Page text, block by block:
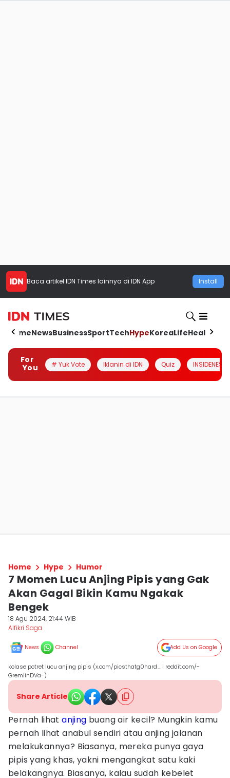
Baca artikel IDN Times lainnya di IDN App Install
HomeNewsBusinessSportTechHypeKoreaLifeHealth
For
You
# Yuk Vote Iklanin di IDN Quiz INSIDENESIA
Home Hype Humor
7 Momen Lucu Anjing Pipis yang Gak
Akan Gagal Bikin Kamu Ngakak
Bengek
18 Agu 2024, 21:44 WIB
Alfikri Saga
News Channel Add Us on Google
kolase potret lucu anjing pipis (x.com/picsthatg0hard_ I reddit.com/-
GremlinDVa-)
Share Article
Pernah lihatanjing buang air kecil? Mungkin kamu
pernah lihat anabul sendiri atau anjing jalanan
melakukannya? Biasanya, mereka punya gaya
pipis yang khas, yakni mengangkat satu kaki
belakangnya. Biasanya, kalau sudah kebelet